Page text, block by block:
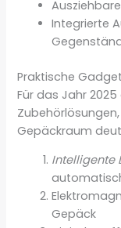
Integrierte
Praktische
Für das Jahr
Gepäckraum
Intelligente
Gepäck